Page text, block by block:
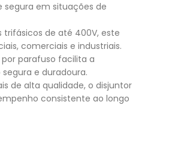
segura em situações de
de até 400V, este
comerciais e industriais.
parafuso facilita a
e duradoura.
de alta qualidade, o disjuntor
consistente ao longo